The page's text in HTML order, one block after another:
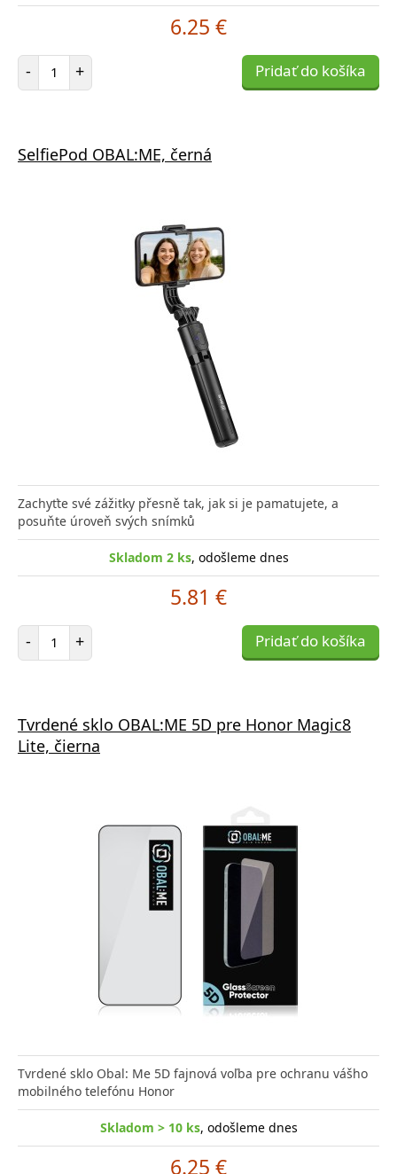
6.25 €
- Počet položiek
+ Pridať do košíka
SelfiePod OBAL:ME, černá
Zachyťte své zážitky přesně tak, jak si je pamatujete, a
posuňte úroveň svých snímků
Skladom 2 ks, odošleme dnes
5.81 €
- Počet položiek
+ Pridať do košíka
Tvrdené sklo OBAL:ME 5D pre Honor Magic8
Lite, čierna
Tvrdené sklo Obal: Me 5D fajnová voľba pre ochranu vášho
mobilného telefónu Honor
Skladom > 10 ks, odošleme dnes
6.25 €